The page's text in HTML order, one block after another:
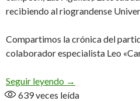
recibiendo al riograndense
Compartimos la crónica del
colaborador especialista Leo
Seguir leyendo Reaccionó a tiempo
→
639veces leída